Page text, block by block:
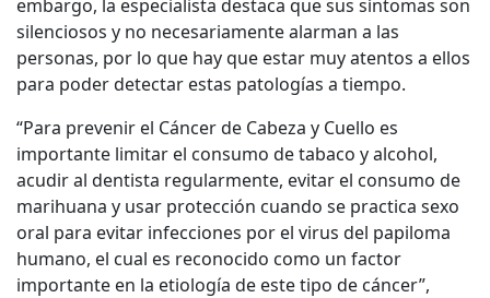
embargo, la especialista destaca que sus síntomas son
silenciosos y no necesariamente alarman a las
personas, por lo que hay que estar muy atentos a ellos
para poder detectar estas patologías a tiempo.
“Para prevenir el Cáncer de Cabeza y Cuello es
importante limitar el consumo de tabaco y alcohol,
acudir al dentista regularmente, evitar el consumo de
marihuana y usar protección cuando se practica sexo
oral para evitar infecciones por el virus del papiloma
humano, el cual es reconocido como un factor
importante en la etiología de este tipo de cáncer”,